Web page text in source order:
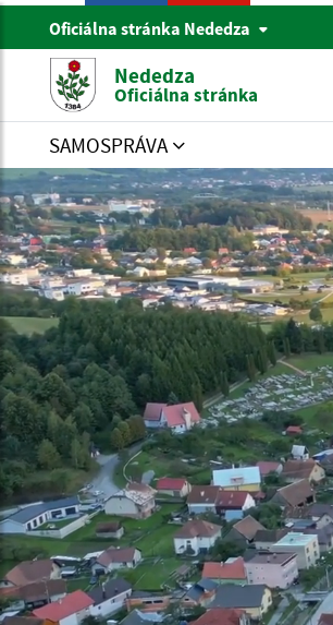
Oficiálna stránka Nededza
Nededza
Oficiálna stránka
SAMOSPRÁVA